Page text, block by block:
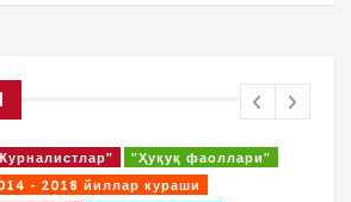
"Правозащитники"
- 2018. Борьбы
Кибербуллинг